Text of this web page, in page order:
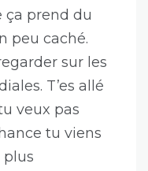
ça prend du
peu caché.
sur les
T’es allé
veux pas
tu viens
plus